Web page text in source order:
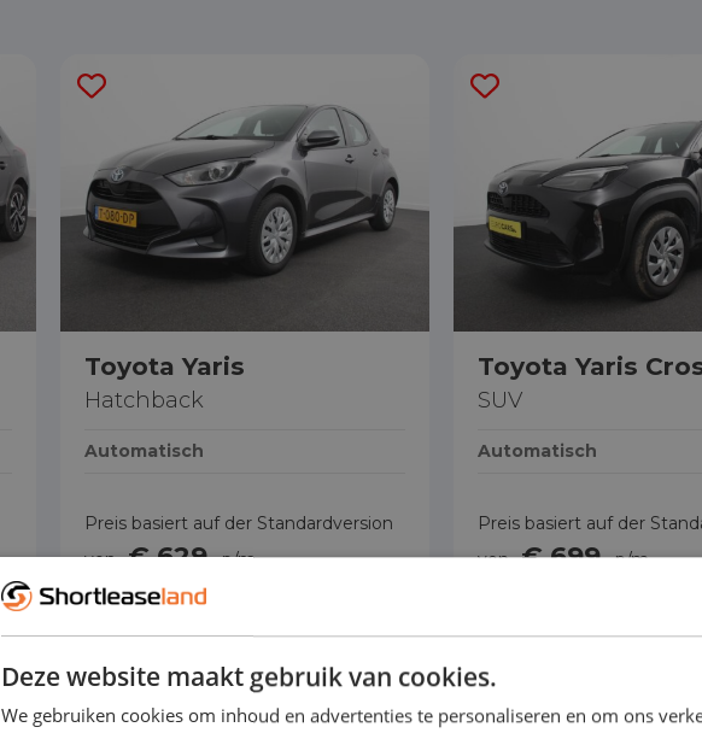
Toyota Yaris
Hatchback
Automatisch
Preis basiert auf der Standardversion
von € 629 p/m
Ohne MwSt.
Toyota Yaris
SUV
Automatisch
Preis basiert auf der
von € 699 p/m
Alle Autos ansehen
Deze website maakt gebruik van cookies.
We gebruiken cookies om inhoud en advertenties te personaliseren en om ons